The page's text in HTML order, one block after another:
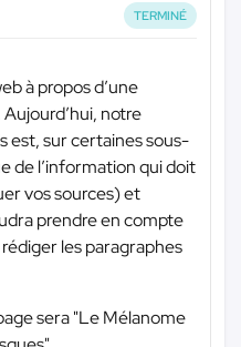
TERMINÉ
à propos d’une
notre
est, sur certaines sous-
de l’information qui doit
vos sources) et
prendre en compte
les paragraphes
sera "Le Mélanome